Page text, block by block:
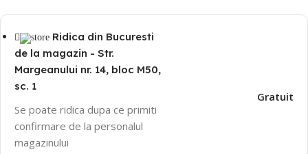
Ridica din Bucuresti
de la magazin - Str.
Margeanului nr. 14, bloc M50,
sc. 1
Se poate ridica dupa ce primiti
confirmare de la personalul
magazinului
Gratuit